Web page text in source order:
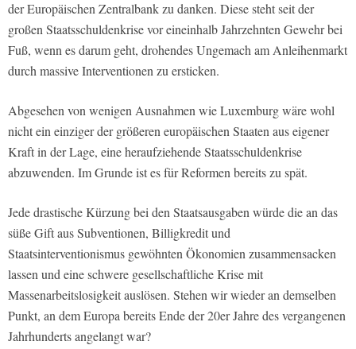
der Europäischen Zentralbank zu danken. Diese steht seit der
großen Staatsschuldenkrise vor eineinhalb Jahrzehnten Gewehr bei
Fuß, wenn es darum geht, drohendes Ungemach am Anleihenmarkt
durch massive Interventionen zu ersticken.
Abgesehen von wenigen Ausnahmen wie Luxemburg wäre wohl
nicht ein einziger der größeren europäischen Staaten aus eigener
Kraft in der Lage, eine heraufziehende Staatsschuldenkrise
abzuwenden. Im Grunde ist es für Reformen bereits zu spät.
Jede drastische Kürzung bei den Staatsausgaben würde die an das
süße Gift aus Subventionen, Billigkredit und
Staatsinterventionismus gewöhnten Ökonomien zusammensacken
lassen und eine schwere gesellschaftliche Krise mit
Massenarbeitslosigkeit auslösen. Stehen wir wieder an demselben
Punkt, an dem Europa bereits Ende der 20er Jahre des vergangenen
Jahrhunderts angelangt war?